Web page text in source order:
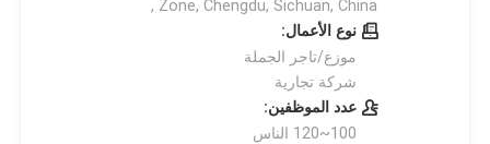
Zone, Chengdu, Sichuan, China ,
نوع الأعمال:
موزع/تاجر الجملة
شركة تجارية
عدد الموظفين:
100~120 الناس